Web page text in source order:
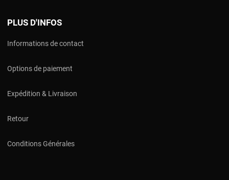
PLUS D'INFOS
Informations de contact
Options de paiement
Expédition & Livraison
Retour
Conditions Générales